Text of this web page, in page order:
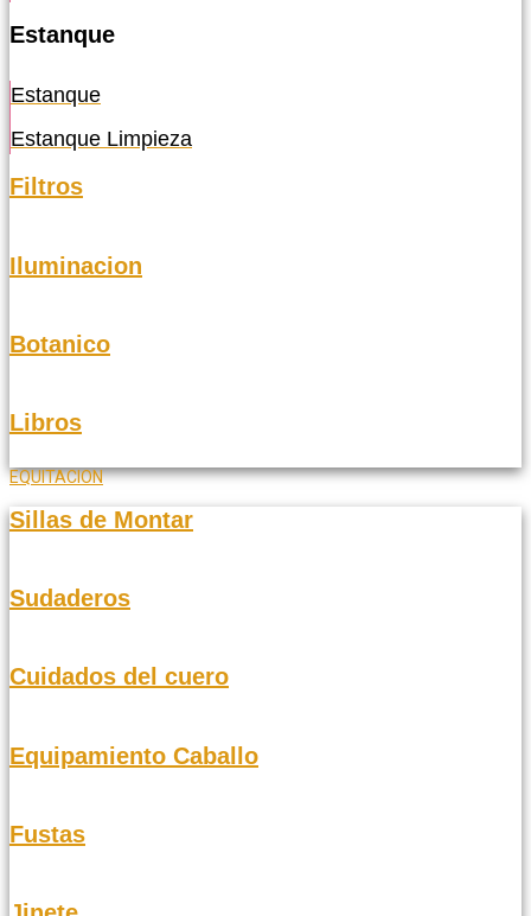
Estanque
Estanque
Estanque Limpieza
Filtros
Iluminacion
Botanico
Libros
EQUITACION
Sillas de Montar
Sudaderos
Cuidados del cuero
Equipamiento Caballo
Fustas